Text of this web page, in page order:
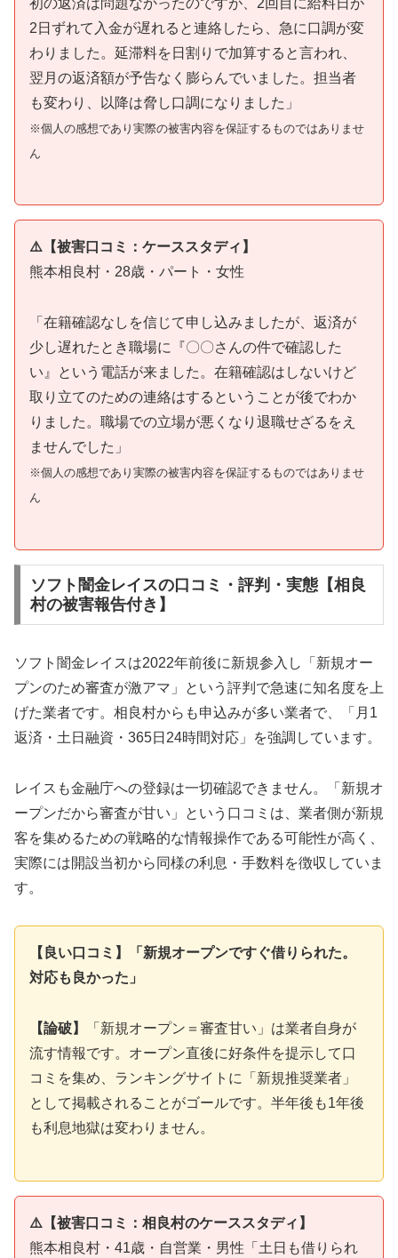
2日ずれて入金が遅れると連絡したら、急に口調が変
わりました。延滞料を日割りで加算すると言われ、
翌月の返済額が予告なく膨らんでいました。担当者
も変わり、以降は脅し口調になりました」
※個人の感想であり実際の被害内容を保証するものではありませ
ん
⚠️【被害口コミ：ケーススタディ】
熊本相良村・28歳・パート・女性
「在籍確認なしを信じて申し込みましたが、返済が
少し遅れたとき職場に『〇〇さんの件で確認した
い』という電話が来ました。在籍確認はしないけど
取り立てのための連絡はするということが後でわか
りました。職場での立場が悪くなり退職せざるをえ
ませんでした」
※個人の感想であり実際の被害内容を保証するものではありませ
ん
ソフト闇金レイスの口コミ・評判・実態【相良
村の被害報告付き】
ソフト闇金レイスは2022年前後に新規参入し「新規オー
プンのため審査が激アマ」という評判で急速に知名度を上
げた業者です。相良村からも申込みが多い業者で、「月1
返済・土日融資・365日24時間対応」を強調しています。
レイスも金融庁への登録は一切確認できません。「新規オ
ープンだから審査が甘い」という口コミは、業者側が新規
客を集めるための戦略的な情報操作である可能性が高く、
実際には開設当初から同様の利息・手数料を徴収していま
す。
【良い口コミ】「新規オープンですぐ借りられた。
対応も良かった」
【論破】
「新規オープン＝審査甘い」は業者自身が
流す情報です。オープン直後に好条件を提示して口
コミを集め、ランキングサイトに「新規推奨業者」
として掲載されることがゴールです。半年後も1年後
も利息地獄は変わりません。
⚠️【被害口コミ：相良村のケーススタディ】
熊本相良村・41歳・自営業・男性「土日も借りられ